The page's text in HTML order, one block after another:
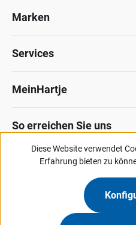
Marken
Services
MeinHartje
So erreichen Sie uns
Datenschutz Impressum
Kontakt
Unsere Angebote & Services richten
Diese Website verwendet
Erfahrung bieten zu